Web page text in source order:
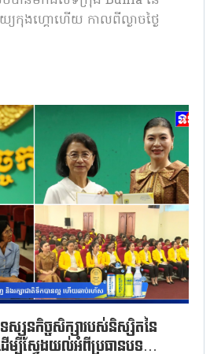
យកុងហ្គោហើយ កាលពីល្ងាចថ្ងៃ
នកិច្ចសិក្សារបស់និស្សិតនៃ
ើម្បីស្វែងយល់អំពីប្រធានបទ…